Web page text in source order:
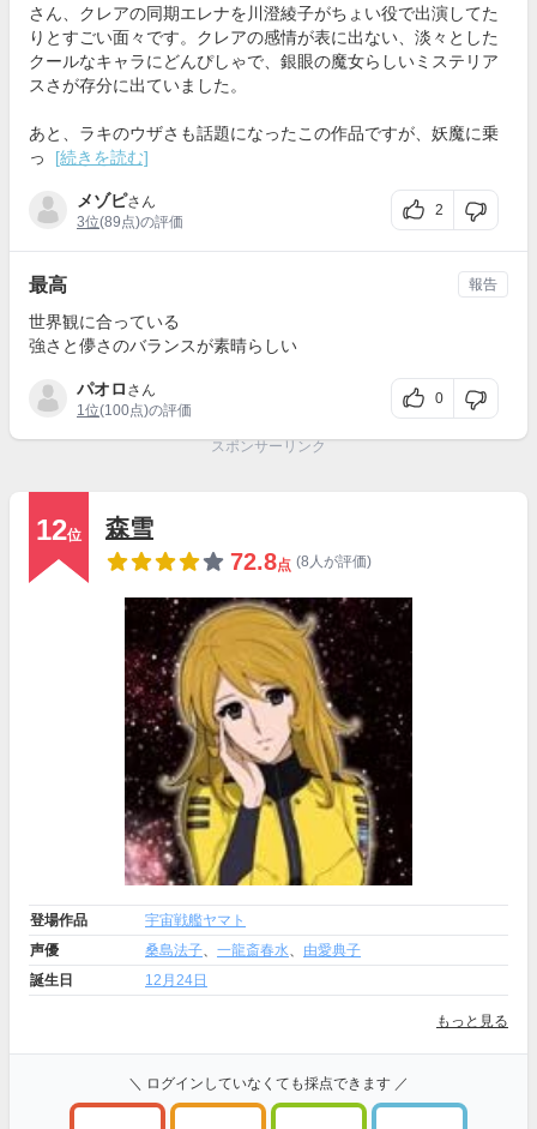
さん、クレアの同期エレナを川澄綾子がちょい役で出演してた
りとすごい面々です。クレアの感情が表に出ない、淡々とした
クールなキャラにどんぴしゃで、銀眼の魔女らしいミステリア
スさが存分に出ていました。
あと、ラキのウザさも話題になったこの作品ですが、妖魔に乗
っ
[続きを読む]
メゾピさん
3位(89点)の評価
2
最高
世界観に合っている
強さと儚さのバランスが素晴らしい
パオロ さん
1位(100点)の評価
0
報告
スポンサーリンク
12位
森雪
72.8点 (8人が評価)
登場作品
宇宙戦艦ヤマト
声優
桑島法子、 一龍斎春水、 由愛典子
誕生日
12月24日
もっと見る
＼ ログインしていなくても採点できます ／